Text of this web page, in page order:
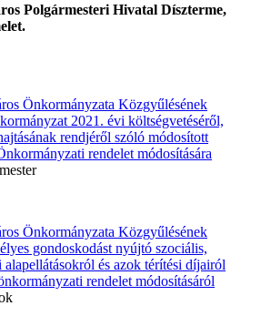
Polgármesteri Hivatal Díszterme,
Önkormányzata Közgyűlésének
2021. évi költségvetéséről,
rendjéről szóló módosított
rendelet módosítására
Önkormányzata Közgyűlésének
gondoskodást nyújtó szociális,
és azok térítési díjairól
rendelet módosításáról